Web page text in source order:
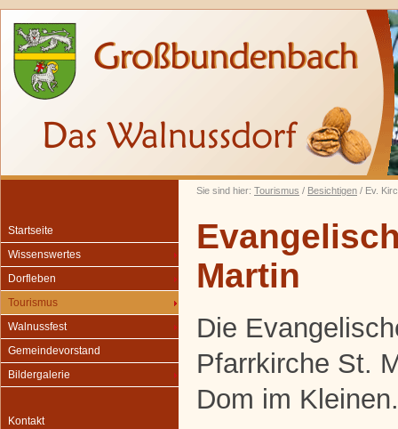
Sie sind hier: Tourismus / Besichtigen / Ev.
Startseite
Wissenswertes
Dorfleben
Tourismus
Walnussfest
Gemeindevorstand
Bildergalerie
Kontakt
Martin
Die
Pfarrkirche St.
Dom im Kleinen.